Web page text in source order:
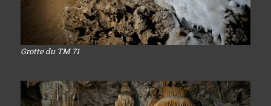
Grotte du TM 71